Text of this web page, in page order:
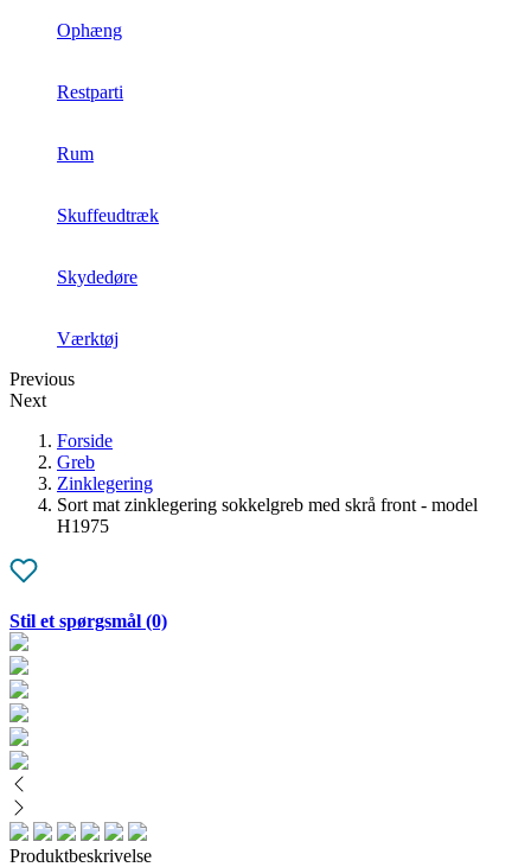
Ophæng
Restparti
Rum
Skuffeudtræk
Skydedøre
Værktøj
Previous
Next
Forside
Greb
Zinklegering
Sort mat zinklegering sokkelgreb med skrå front - model
H1975
Stil et spørgsmål (0)
Produktbeskrivelse